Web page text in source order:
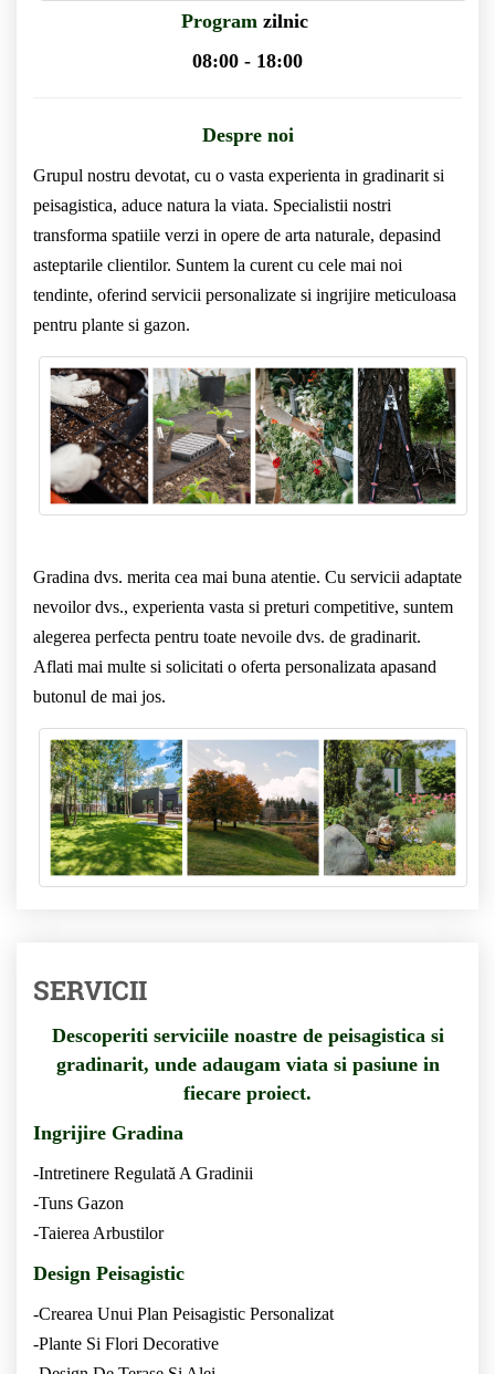
Program zilnic
08:00 - 18:00
Despre noi
Grupul nostru devotat, cu o vasta experienta in gradinarit si
peisagistica, aduce natura la viata. Specialistii nostri
transforma spatiile verzi in opere de arta naturale, depasind
asteptarile clientilor. Suntem la curent cu cele mai noi
tendinte, oferind servicii personalizate si ingrijire meticuloasa
pentru plante si gazon.
Gradina dvs. merita cea mai buna atentie. Cu servicii adaptate
nevoilor dvs., experienta vasta si preturi competitive, suntem
alegerea perfecta pentru toate nevoile dvs. de gradinarit.
Aflati mai multe si solicitati o oferta personalizata apasand
butonul de mai jos.
SERVICII
Descoperiti serviciile noastre de peisagistica si
gradinarit, unde adaugam viata si pasiune in
fiecare proiect.
Ingrijire Gradina
-Intretinere Regulată A Gradinii
-Tuns Gazon
-Taierea Arbustilor
Design Peisagistic
-Crearea Unui Plan Peisagistic Personalizat
-Plante Si Flori Decorative